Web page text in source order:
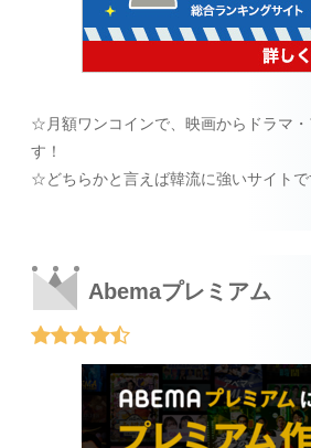
☆月額ワンコインで、映画からドラマ・
す！
☆どちらかと言えば韓流に強いサイトで
Abemaプレミアム